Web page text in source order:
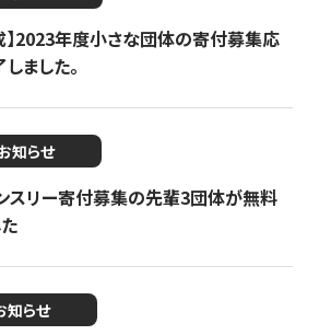
】2023年度小さな団体の寄付募集応
ました。
知らせ
スリー寄付募集の先輩3団体が無料
知らせ